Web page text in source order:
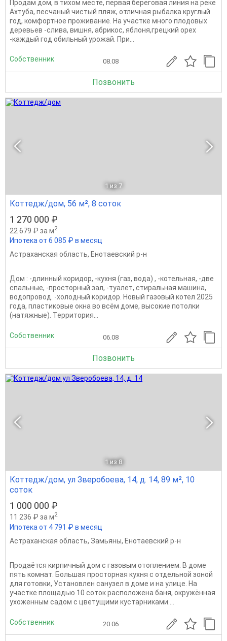
Продам дом, в тихом месте, первая береговая линия на реке
Ахтуба, песчаный чистый пляж, отличная рыбалка круглый
год, комфортное проживание. На участке много плодовых
деревьев -слива, вишня, абрикос, яблоня,грецкий орех
-каждый год обильный урожай. При...
Собственник 08.08
Позвонить
1 из 7
Коттедж/дом, 56 м², 8 соток
1 270 000 ₽
22 679 ₽ за м2
Ипотека от 6 085 ₽ в месяц
Астраханская область, Енотаевский р-н
Дом : -длинный коридор, -кухня (газ, вода) , -котельная, -две
спальные, -просторный зал, -туалет, стиральная машина,
водопровод. -холодный коридор. Новый газовый котел 2025
года, пластиковые окна во всём доме, высокие потолки
(натяжные). Территория...
Собственник 06.08
Позвонить
1 из 8
Коттедж/дом, ул Зверобоева, 14, д. 14, 89 м², 10
соток
1 000 000 ₽
11 236 ₽ за м2
Ипотека от 4 791 ₽ в месяц
Астраханская область, Замьяны, Енотаевский р-н
Продаётся кирпичный дом с газовым отоплением. В доме
пять комнат. Большая просторная кухня с отдельной зоной
для готовки, Установлен санузел в доме и на улице. На
участке площадью 10 соток расположена баня, окружённая
ухоженным садом с цветущими кустарниками....
Собственник 20.06